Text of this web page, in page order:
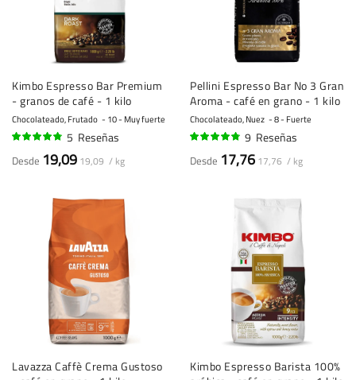
Kimbo Espresso Bar Premium
- granos de café - 1 kilo
Chocolateado, Frutado 10 - Muy fuerte
5 Reseñas
Desde 19,09 19,09 / kg
Pellini Espresso Bar No 3 Gran
Aroma - café en grano - 1 kilo
Chocolateado, Nuez 8 - Fuerte
9 Reseñas
Desde 17,76 17,76 / kg
Lavazza Caffè Crema Gustoso
Kimbo Espresso Barista 100%